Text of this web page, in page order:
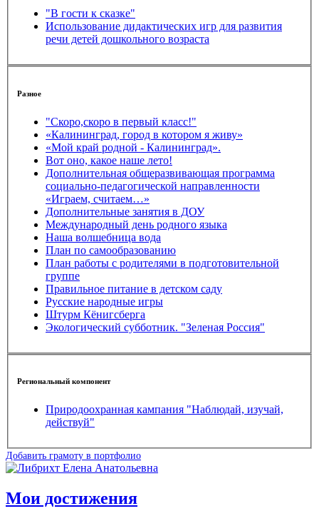
"В гости к сказке"
Использование дидактических игр для развития
речи детей дошкольного возраста
Разное
"Скоро,скоро в первый класс!"
«Калининград, город в котором я живу»
«Мой край родной - Калининград».
Вот оно, какое наше лето!
Дополнительная общеразвивающая программа
социально-педагогической направленности
«Играем, считаем…»
Дополнительные занятия в ДОУ
Международный день родного языка
Наша волшебница вода
План по самообразованию
План работы с родителями в подготовительной
группе
Правильное питание в детском саду
Русские народные игры
Штурм Кёнигсберга
Экологический субботник. "Зеленая Россия"
Региональный компонент
Природоохранная кампания "Наблюдай, изучай,
действуй"
Добавить грамоту в портфолио
Мои достижения